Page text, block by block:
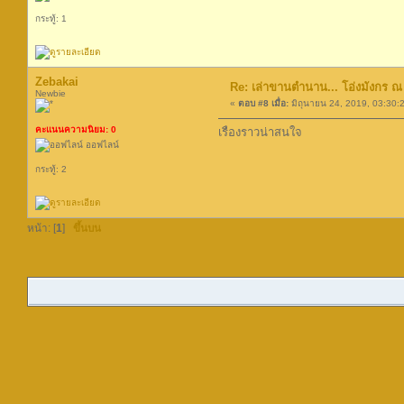
กระทู้: 1
Zebakai
Newbie
คะแนนความนิยม: 0
ออฟไลน์
กระทู้: 2
Re: เล่าขานตำนาน... โอ่งมังกร
« ตอบ #8 เมื่อ: มิถุนายน 24, 2019,
เรื่องราวน่าสนใจ
หน้า: [1] ขึ้นบน